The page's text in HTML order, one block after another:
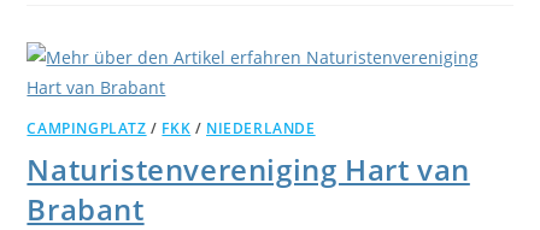
CAMPINGPLATZ / FKK / NIEDERLANDE
Naturistenvereniging Hart van
Brabant